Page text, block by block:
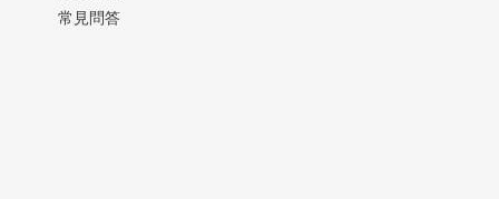
常見問答